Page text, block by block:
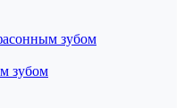
зубом
зубом